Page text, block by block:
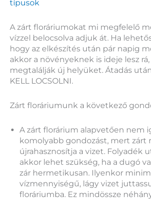
típusok
A zárt floráriumokat mi megfelelő
vízzel belocsolva adjuk át. Ha
hogy az elkészítés után pár napig
akkor a növényeknek is ideje lesz
megtalálják új helyüket. Átadás
KELL LOCSOLNI.
Zárt floráriumunk a következő
A zárt florárium alapvetően nem
komolyabb gondozást, mert zárt
újrahasznosítja a vizet. Folyadék
akkor lehet szükség, ha a dugó
zár hermetikusan. Ilyenkor
vízmennyiségű, lágy vizet
floráriumba. Ez mindössze